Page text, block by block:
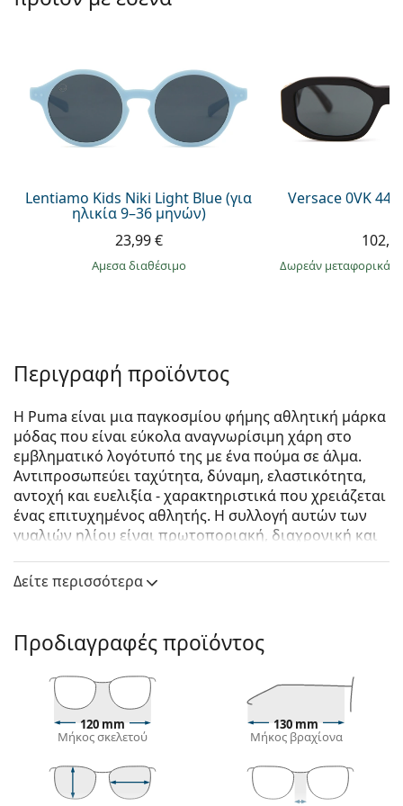
Persol
Όλες οι μάρκες
Lentiamo Kids Niki Light Blue (για
ηλικία 9–36 μηνών)
23,99 €
άμεσα διαθέσιμο
Versace 0VK
Δωρεάν μεταφορικά
Περιγραφή προϊόντος
Η Puma είναι μια παγκοσμίου φήμης αθλητική μάρκα
μόδας που είναι εύκολα αναγνωρίσιμη χάρη στο
εμβληματικό λογότυπό της με ένα πούμα σε άλμα.
Αντιπροσωπεύει ταχύτητα, δύναμη, ελαστικότητα,
αντοχή και ευελιξία - χαρακτηριστικά που χρειάζεται
ένας επιτυχημένος αθλητής. Η συλλογή αυτών των
γυαλιών ηλίου είναι πρωτοποριακή, διαχρονική και
Puma PJ0040S 003 49
με τη λειτουργία του Εικονικού καθρέφτη του
Lentiamo.
Σκελετός γυαλιών ηλίου
Το μπλε χρώμα του σκελετού ταιριάζει απόλυτα με
ένα δροσερό φυσικό χρώμα δέρματος και ανοιχτά
Οιορθογώνιοι σκελετοί γυαλιών ηλίουείναι
ιδανική επιλογή για όσους έχουν οβάλ ή
Δείτε περισσότερα
Προδιαγραφές προϊόντος
120 mm
Μήκος σκελετού
130 mm
Μήκος βραχίονα